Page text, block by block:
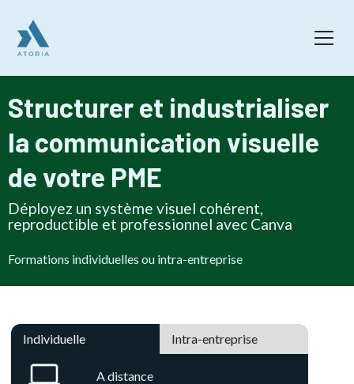
Structurer et industrialiser
la communication visuelle
de votre PME
Déployez un système visuel cohérent,
reproductible et professionnel avec Canva
Formations individuelles ou intra-entreprise
Individuelle Intra-entreprise
A distance